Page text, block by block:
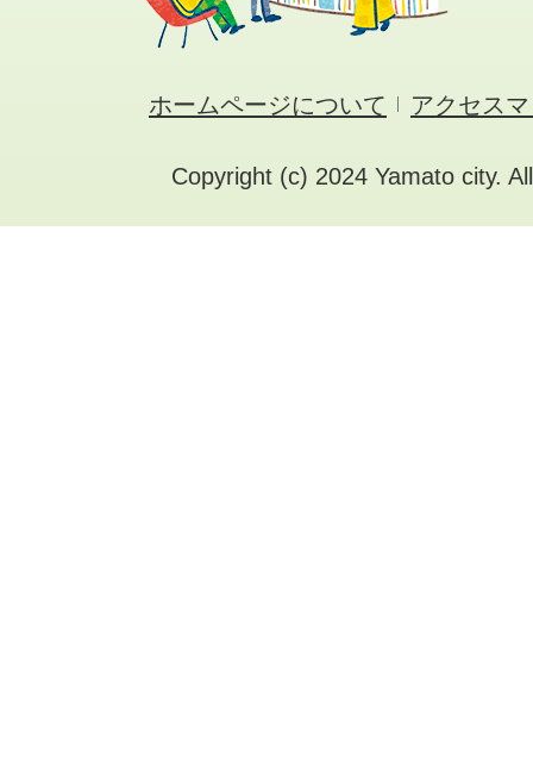
ホームページについて アクセス
Copyright (c) 2024 Yamato city.